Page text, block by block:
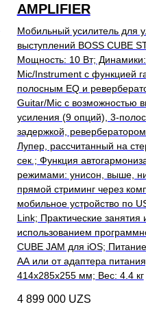
AMPLIFIER
Мобильный усилитель для
выступлений BOSS CUBE
Мощность: 10 Вт;
Mic/Instrument с функцией
полосным EQ и
Guitar/Mic с возможностью
усиления (9 опций), 3-
задержкой,
Лупер, рассчитанный на
сек.; Функция
режимами: унисон, выше,
прямой стриминг через
мобильное устройство по
Link; Практические занятия
использованием
CUBE JAM для iOS;
АА или от адаптера
414х285х255 мм; Вес: 4.4 кг
4 899 000 UZS